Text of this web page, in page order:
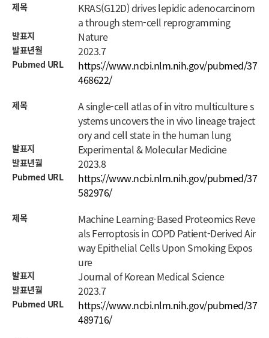
제목
KRAS(G12D) drives lepidic adenocarcinom
a through stem-cell reprogramming
발표지 Nature
발표년월 2023.7
Pubmed URL
https://www.ncbi.nlm.nih.gov/pubmed/37
468622/
제목
A single-cell atlas of in vitro multiculture s
ystems uncovers the in vivo lineage traject
ory and cell state in the human lung
발표지 Experimental & Molecular Medicine
발표년월 2023.8
Pubmed URL
https://www.ncbi.nlm.nih.gov/pubmed/37
582976/
제목
Machine Learning-Based Proteomics Reve
als Ferroptosis in COPD Patient-Derived Air
way Epithelial Cells Upon Smoking Expos
ure
발표지 Journal of Korean Medical Science
발표년월 2023.7
Pubmed URL
https://www.ncbi.nlm.nih.gov/pubmed/37
489716/